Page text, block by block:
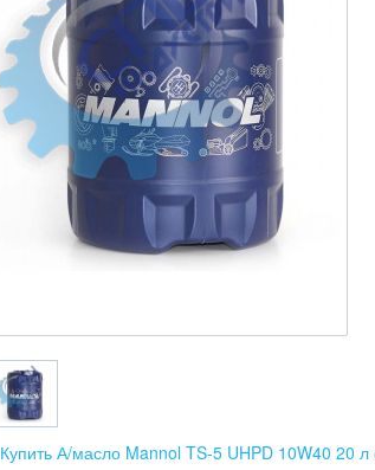
Купить А/масло Mannol TS-5 UHPD 10W40 20 л